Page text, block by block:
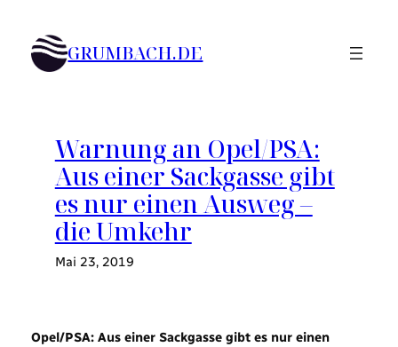
Inhalt
springen GRUMBACH.DE
Warnung an Opel/PSA:
Aus einer Sackgasse gibt
es nur einen Ausweg –
die Umkehr
Mai 23, 2019
Opel/PSA: Aus einer Sackgasse gibt es nur einen